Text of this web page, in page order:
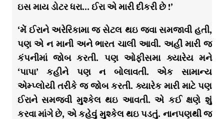
ઇસ માય ડોટર ધરા… ઈરા એ મારી દીકરી છે !’
‘મેં ઈરાને અરેરિકામા જ સેટલ થઇ જવા સમજાવી હતી,
પણ એ ન માની અને ભારત ચાલી આવી. અહીં મારી જ
કંપનીમાં જોબ કરતી. પણ ઓફીસમા ક્યારેય મને
‘પાપા’ કહીને પણ ન બોલાવતી. એક સામાન્ય
એમ્પ્લોયી તરીકે જ જોબ કરતી. ક્યારેક મારી માટે પણ
ઈરાને સમજવી મુશ્કેલ થઇ આવતી. એ કઈ ક્ષણે શું
કરવા માંગે છે, એ કહેવું મુશ્કેલ થઇ પડતું. નાનપણથી જ